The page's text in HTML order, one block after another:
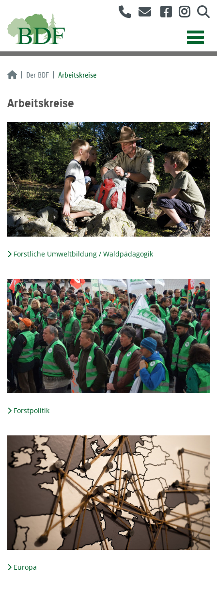
Der BDF Arbeitskreise
Arbeitskreise
Forstliche Umweltbildung / Waldpädagogik
Forstpolitik
Europa